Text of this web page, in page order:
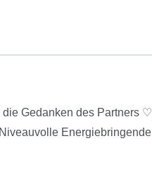
Gedanken des Partners